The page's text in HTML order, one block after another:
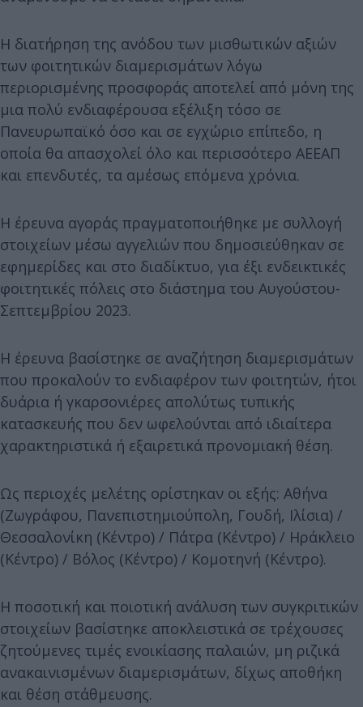
Η διατήρηση της ανόδου των μισθωτικών αξιών
των φοιτητικών διαμερισμάτων λόγω
περιορισμένης προσφοράς αποτελεί από μόνη της
μια πολύ ενδιαφέρουσα εξέλιξη τόσο σε
Πανευρωπαϊκό όσο και σε εγχώριο επίπεδο, η
οποία θα απασχολεί όλο και περισσότερο ΑΕΕΑΠ
και επενδυτές, τα αμέσως επόμενα χρόνια.
Η έρευνα αγοράς πραγματοποιήθηκε με συλλογή
στοιχείων μέσω αγγελιών που δημοσιεύθηκαν σε
εφημερίδες και στο διαδίκτυο, για έξι ενδεικτικές
φοιτητικές πόλεις στο διάστημα του Αυγούστου-
Σεπτεμβρίου 2023.
Η έρευνα βασίστηκε σε αναζήτηση διαμερισμάτων
που προκαλούν το ενδιαφέρον των φοιτητών, ήτοι
δυάρια ή γκαρσονιέρες απολύτως τυπικής
κατασκευής που δεν ωφελούνται από ιδιαίτερα
χαρακτηριστικά ή εξαιρετικά προνομιακή θέση.
Ως περιοχές μελέτης ορίστηκαν οι εξής: Αθήνα
(Ζωγράφου, Πανεπιστημιούπολη, Γουδή, Ιλίσια) /
Θεσσαλονίκη (Κέντρο) / Πάτρα (Κέντρο) / Ηράκλειο
(Κέντρο) / Βόλος (Κέντρο) / Κομοτηνή (Κέντρο).
Η ποσοτική και ποιοτική ανάλυση των συγκριτικών
στοιχείων βασίστηκε αποκλειστικά σε τρέχουσες
ζητούμενες τιμές ενοικίασης παλαιών, μη ριζικά
ανακαινισμένων διαμερισμάτων, δίχως αποθήκη
και θέση στάθμευσης.